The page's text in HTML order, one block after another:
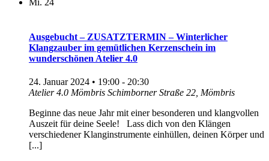
Mi. 24
Ausgebucht – ZUSATZTERMIN – Winterlicher
Klangzauber im gemütlichen Kerzenschein im
wunderschönen Atelier 4.0
24. Januar 2024 • 19:00 - 20:30
Atelier 4.0 Mömbris Schimborner Straße 22, Mömbris
Beginne das neue Jahr mit einer besonderen und klangvollen
Auszeit für deine Seele! Lass dich von den Klängen
verschiedener Klanginstrumente einhüllen, deinen Körper und
[...]